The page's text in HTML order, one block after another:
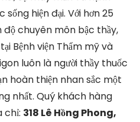
hiện đại. Với hơn 25
chuyên môn bậc thầy,
Bệnh viện Thẩm mỹ và
luôn là người thầy thuốc
hoàn thiện nhan sắc một
nhất. Quý khách hàng
chỉ: 318 Lê Hồng Phong,